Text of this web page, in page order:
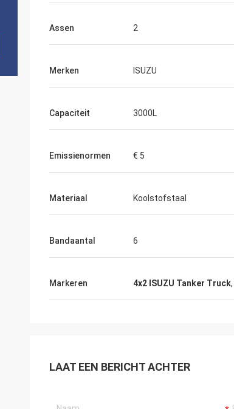
Assen 2
Merken ISUZU
Capaciteit 3000L
Emissienormen € 5
Materiaal Koolstofstaal
Bandaantal 6
Markeren 4x2 ISUZU Tanker Truck,
LAAT EEN BERICHT ACHTER